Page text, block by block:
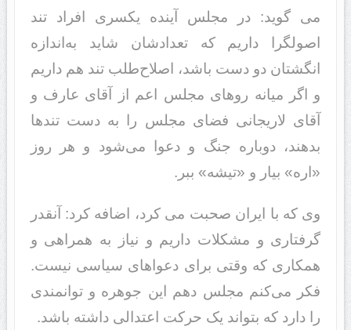
می گوید: در مجلس آینده یکسری افراد تند
اصولگرا داریم که تعدادشان شاید به‌اندازه
انگشتان دو دست باشد، اصلاح‌طلب تند هم داریم
و اگر میانه روهای مجلس اعم از آقای عارف و
آقای لاریجانی فضای مجلس را به دست تندها
بدهند، دوباره جنگ و دعوا می‌شود و هر روز
«اره» بیار و «تیشه» ببر.
وی که با ایران صحبت می کرد، اضافه کرد: آنقدر
گرفتاری و مشکلات داریم و نیاز به همراهی و
همکاری که وقتی برای دعواهای سیاسی نیست.
فکر می‌کنم مجلس دهم این جوهره و توانمندی
را دارد که بتواند یک حرکت اعتدالی داشته باشد.